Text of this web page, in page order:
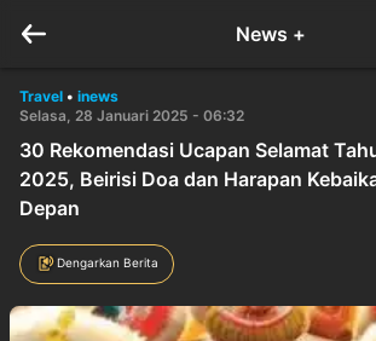
News +
Travel • inews
Selasa, 28 Januari 2025 - 06:32
30 Rekomendasi Ucapan Selamat
2025, Beirisi Doa dan Harapan
Depan
Dengarkan Berita